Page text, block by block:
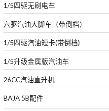
1/5四驱无刷电车
六驱汽油大脚车（带倒档）
1/5四驱汽油短卡(带倒档)
1/5升级金属版汽油车
26CC汽油直升机
BAJA 5B配件